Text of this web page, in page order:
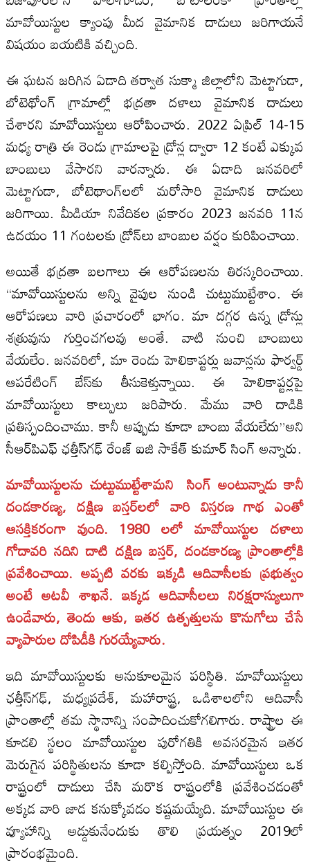
మావోయిస్టుల క్యాంపు మీద వైమానిక దాడులు జరిగాయనే
విషయం బయటికి వచ్చింది.
ఈ ఘటన జరిగిన ఏడాది తర్వాత సుక్మా జిల్లాలోని మెట్టాగుడా,
బోటెథోంగ్ గ్రామాల్లో భద్రతా దళాలు వైమానిక దాడులు
చేశారని మావోయిస్టులు ఆరోపించారు. 2022 ఏప్రిల్ 14-15
మధ్య రాత్రి ఈ రెండు గ్రామాలపై డ్రోన్ల ద్వారా 12 కంటే ఎక్కువ
బాంబులు వేసారని వారన్నారు. ఈ ఏడాది జనవరిలో
మెట్టాగుడా, బోటెథాంగ్‌లలో మరోసారి వైమానిక దాడులు
జరిగాయి. మీడియా నివేదికల ప్రకారం 2023 జనవరి 11న
ఉదయం 11 గంటలకు డ్రోన్‌లు బాంబుల వర్షం కురిపించాయి.
అయితే భద్రతా బలగాలు ఈ ఆరోపణలను తిరస్కరించాయి.
“మావోయిస్టులను అన్ని వైపుల నుండి చుట్టుముట్టేశాం. ఈ
ఆరోపణలు వారి ప్రచారంలో భాగం. మా దగ్గర ఉన్న డ్రోన్లు
శత్రువును గుర్తించగలవు అంతే. వాటి నుంచి బాంబులు
వేయలేం. జనవరిలో, మా రెండు హెలికాప్టర్లు జవాన్లను ఫార్వర్డ్
ఆపరేటింగ్ బేస్‌కు తీసుకెళ్తున్నాయి. ఈ హెలికాప్టర్లపై
మావోయిస్టులు కాల్పులు జరిపారు. మేము వారి దాడికి
ప్రతిస్పందించాము. కానీ అప్పుడు కూడా బాంబు వేయలేదు”అని
సీఆర్‌పిఎఫ్ ఛత్తీస్‌గఢ్ రేంజ్ ఐజి సాకేత్ కుమార్ సింగ్ అన్నారు.
మావోయిస్టులను చుట్టుముట్టేశామని సింగ్ అంటున్నాడు కానీ
దండకారణ్య, దక్షిణ బస్తర్‌లలో వారి విస్తరణ గాథ ఎంతో
ఆసక్తికరంగా వుంది. 1980 లలో మావోయిస్టుల దళాలు
గోదావరి నదిని దాటి దక్షిణ బస్తర్, దండకారణ్య ప్రాంతాల్లోకి
ప్రవేశించాయి. అప్పటి వరకు ఇక్కడి ఆదివాసీలకు ప్రభుత్వం
అంటే అటవీ శాఖనే. ఇక్కడ ఆదివాసీలలు నిరక్షరాస్యులుగా
ఉండేవారు, తెందు ఆకు, ఇతర ఉత్పత్తులను కొనుగోలు చేసే
వ్యాపారుల దోపిడీకి గురయ్యేవారు.
ఇది మావోయిస్టులకు అనుకూలమైన పరిస్థితి. మావోయిస్టులు
ఛత్తీస్‌గఢ్‌, మధ్యప్రదేశ్, మహారాష్ట్ర, ఒడిశాలలోని ఆదివాసీ
ప్రాంతాల్లో తమ స్థానాన్ని సంపాదించుకోగలిగారు. రాష్ట్రాల ఈ
కూడలి స్థలం మావోయిస్టుల పురోగతికి అవసరమైన ఇతర
మెరుగైన పరిస్థితులను కూడా కల్పిస్తోంది. మావోయిస్టులు ఒక
రాష్ట్రంలో దాడులు చేసి మరొక రాష్ట్రంలోకి ప్రవేశించడంతో
అక్కడ వారి జాడ కనుక్కోవడం కష్టమయ్యేది. మావోయిస్టుల ఈ
వ్యూహాన్ని అడ్డుకునేందుకు తొలి ప్రయత్నం 2019లో
ప్రారంభమైంది.